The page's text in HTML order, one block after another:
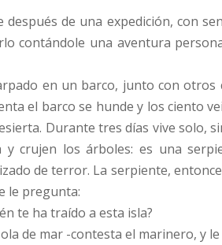
de una expedición, con
contándole una aventura
en un barco, junto con
el barco se hunde y los ciento
Durante tres días vive solo,
y crujen los árboles: es una
de terror. La serpiente,
le pregunta:
te ha traído a esta isla?
de mar -contesta el marinero, y